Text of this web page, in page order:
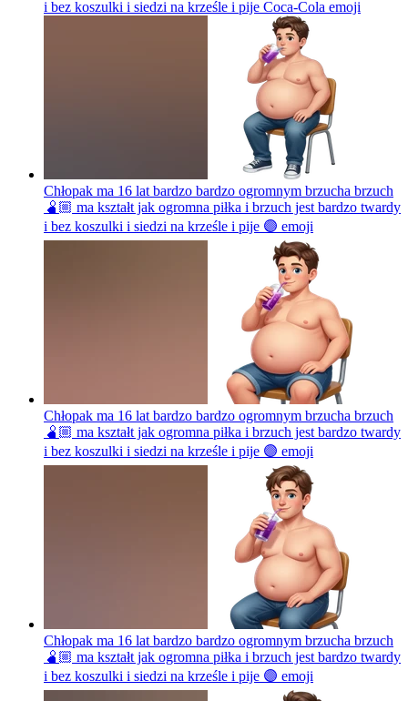
i bez koszulki i siedzi na krześle i pije Coca-Cola emoji
Chłopak ma 16 lat bardzo bardzo ogromnym brzucha brzuch
🫄🏼 ma kształt jak ogromna piłka i brzuch jest bardzo twardy
i bez koszulki i siedzi na krześle i pije 🟣 emoji
Chłopak ma 16 lat bardzo bardzo ogromnym brzucha brzuch
🫄🏼 ma kształt jak ogromna piłka i brzuch jest bardzo twardy
i bez koszulki i siedzi na krześle i pije 🟣 emoji
Chłopak ma 16 lat bardzo bardzo ogromnym brzucha brzuch
🫄🏼 ma kształt jak ogromna piłka i brzuch jest bardzo twardy
i bez koszulki i siedzi na krześle i pije 🟣 emoji